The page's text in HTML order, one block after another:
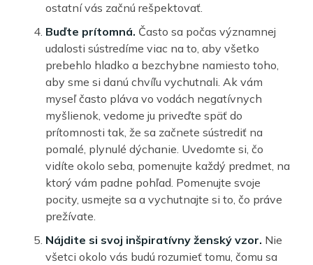
ostatní vás začnú rešpektovať.
Buďte prítomná. Často sa počas významnej
udalosti sústredíme viac na to, aby všetko
prebehlo hladko a bezchybne namiesto toho,
aby sme si danú chvíľu vychutnali. Ak vám
myseľ často pláva vo vodách negatívnych
myšlienok, vedome ju priveďte späť do
prítomnosti tak, že sa začnete sústrediť na
pomalé, plynulé dýchanie. Uvedomte si, čo
vidíte okolo seba, pomenujte každý predmet, na
ktorý vám padne pohľad. Pomenujte svoje
pocity, usmejte sa a vychutnajte si to, čo práve
prežívate.
Nájdite si svoj inšpiratívny ženský vzor. Nie
všetci okolo vás budú rozumieť tomu, čomu sa